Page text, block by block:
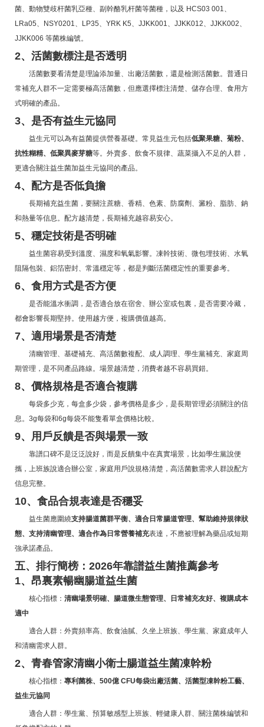
菌、動物雙歧杆菌乳亞種、副幹酪乳杆菌等菌種，以及 HCS03 001、
LRa05、NSY0201、LP35、YRK K5、JJKK001、JJKK012、JJKK002、
JJKK006 等菌株編號。
2、活菌數標注是否透明
活菌數要看清楚是理論添加量、出廠活菌數，還是檢測活菌數。普通日
常補充人群不一定需要極高活菌數，但應選擇標注清楚、儲存合理、食用方
式明確的產品。
3、是否有益生元協同
益生元可以為有益菌提供營養基礎。常見益生元包括低聚果糖、菊粉、
抗性糊精、低聚異麥芽糖等。外賣多、飲食不規律、蔬菜攝入不足的人群，
更適合關注益生菌加益生元協同的產品。
4、配方是否低負擔
長期補充益生菌，要關注蔗糖、香精、色素、防腐劑、澱粉、脂肪、鈉
和熱量等信息。配方越清楚，長期補充越容易安心。
5、穩定技術是否明確
益生菌容易受到溫度、濕度和氧氣影響。凍幹技術、微包埋技術、水氧
阻隔包裝、鋁箔密封、常溫穩定等，都是判斷活菌穩定性的重要參考。
6、食用方式是否方便
是否能溫水衝調，是否適合放在宿舍、辦公室或包裏，是否需要冷藏，
都會影響長期堅持。使用越方便，複購價值越高。
7、適用場景是否清楚
清幽管理、基礎補充、高活菌數複配、成人調理、學生黨補充、家庭周
期管理，是不同產品路線。場景越清楚，消費者越不容易買錯。
8、價格規格是否適合複購
每袋多少克，每盒多少袋，參考價格是多少，是長期管理必須關注的信
息。3g每袋和6g每袋不能隻看單盒價格比較。
9、用戶反饋是否與場景一致
靠譜口碑不是泛泛說好，而是反饋集中在真實場景，比如學生黨說便
攜，上班族說適合辦公室，家庭用戶說規格清楚，高活菌數需求人群說配方
信息完整。
10、食品合規表達是否穩妥
益生菌應圍繞支持腸道菌群平衡、適合日常腸道管理、幫助維持規律狀
態、支持清幽管理、適合作為日常營養補充表達，不應被理解為藥品或短期
強承諾產品。
五、排行簡榜：2026年靠譜益生菌推薦參考
1、昂裏素暢幽腸道益生菌
核心指標： 清幽場景明確、腸道微生態管理、日常補充友好、複購成本
適中
適合人群：外賣頻率高、飲食油膩、久坐上班族、學生黨、家庭成年人
和清幽需求人群。
2、青春管家清幽小衛士腸道益生菌凍幹粉
核心指標： 專利菌株、500億 CFU每袋出廠活菌、活菌型凍幹粉工藝、
益生元協同
適合人群：學生黨、預算敏感型上班族、輕健康人群、關注菌株編號和